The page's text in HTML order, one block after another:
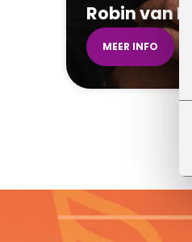
Robin van
MEER INFO